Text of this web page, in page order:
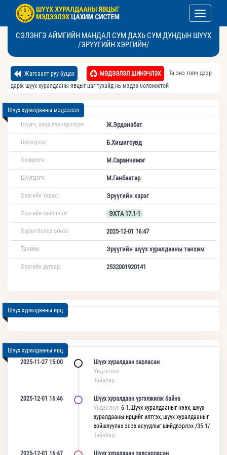
Toggle
СЭЛЭНГЭ АЙМГИЙН МАНДАЛ СУМ ДАХЬ СУМ ДУНДЫН ШҮҮХ
/ЭРҮҮГИЙН ХЭРГИЙН/
Жагсаалт руу буцах МЭДЭЭЛЭЛ ШИНЭЧЛЭХ
Та энэ товч дээр
дарж шүүх хуралдааны явцыг цаг тухайд нь мэдэх боломжтой
Шүүх хуралдааны мэдээлэл
Шүүгч, шүүх бүрэлдэхүүн:
Ж.Эрдэнэбат
Прокурор: Б.Хишигсувд
Хохирогч: М.Саранчимэг
Шүүгдэгч: М.Ганбаатар
Хэргийн төрөл: Эрүүгийн хэрэг
Хэргийн зүйлчлэл: ЭХТА 17.1-1
Хурал болох огноо: 2025-12-01 16:47
Танхим: Эрүүгийн шүүх хуралдааны танхим
Хэргийн дугаар: 2532001920141
Шүүх хуралдааны ирц
Шүүх хуралдааны явц
2025-11-27 15:00
Шүүх хуралдаан зарласан
Үндэслэл:
Тайлбар:
2025-12-01 16:46
Шүүх хуралдаан үргэлжилж байна
Үндэслэл: 6.1.Шүүх хуралдааныг нээх, шүүх
хуралдааны ирцийг илтгэх, шүүх хуралдааныг
хойшлуулах эсэх асуудлыг шийдвэрлэх /35.1/
Тайлбар:
2025-12-01 16:47 Шүүх хуралдаан завсарласан